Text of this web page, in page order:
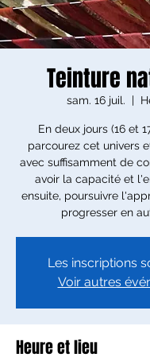
Teinture
sam. 16 juil.
  |
En deux jours (16 et
parcourez cet univers
avec suffisamment de
avoir la capacité et
ensuite, poursuivre
progresser en
Les inscriptions
Voir autres
Heure et lieu